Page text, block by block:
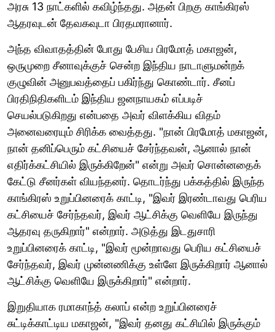
அரசு 13 நாட்களில் கவிழ்ந்தது. அதன் பிறகு காங்கிரஸ்
ஆதரவுடன் தேவகவுடா பிரதமரானார்.
அந்த விவாதத்தின் போது பேசிய பிரமோத் மகாஜன்,
ஒருமுறை சீனாவுக்குச் சென்ற இந்திய நாடாளுமன்றக்
குழுவின் அனுபவத்தைப் பகிர்ந்து கொண்டார். சீனப்
பிரதிநிதிகளிடம் இந்திய ஜனநாயகம் எப்படிச்
செயல்படுகிறது என்பதை அவர் விளக்கிய விதம்
அனைவரையும் சிரிக்க வைத்தது. "நான் பிரமோத் மகாஜன்,
நான் தனிப்பெரும் கட்சியைச் சேர்ந்தவன், ஆனால் நான்
எதிர்க்கட்சியில் இருக்கிறேன்" என்று அவர் சொன்னதைக்
கேட்டு சீனர்கள் வியந்தனர். தொடர்ந்து பக்கத்தில் இருந்த
காங்கிரஸ் உறுப்பினரைக் காட்டி, "இவர் இரண்டாவது பெரிய
கட்சியைச் சேர்ந்தவர், இவர் ஆட்சிக்கு வெளியே இருந்து
ஆதரவு தருகிறார்" என்றார். அடுத்து இடதுசாரி
உறுப்பினரைக் காட்டி, "இவர் மூன்றாவது பெரிய கட்சியைச்
சேர்ந்தவர், இவர் முன்னணிக்கு உள்ளே இருக்கிறார் ஆனால்
ஆட்சிக்கு வெளியே இருக்கிறார்" என்றார்.
இறுதியாக ரமாகாந்த் கலாப் என்ற உறுப்பினரைச்
சுட்டிக்காட்டிய மகாஜன், "இவர் தனது கட்சியில் இருக்கும்